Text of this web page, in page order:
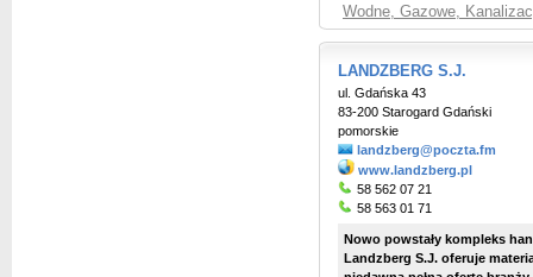
Wodne, Gazowe,
LANDZBERG S.J.
ul. Gdańska 43
83-200 Starogard Gdański
pomorskie
landzberg@poczta.fm
www.landzberg.pl
58 562 07 21
58 563 01 71
Nowo powstały kompleks
Landzberg S.J. oferuje